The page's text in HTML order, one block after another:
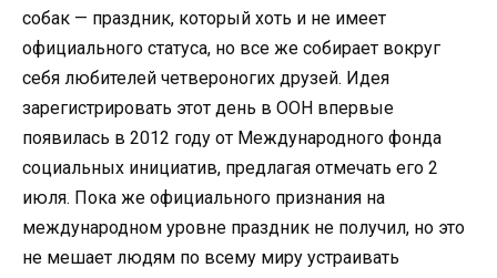
собак — праздник, который хоть и не имеет
официального статуса, но все же собирает вокруг
себя любителей четвероногих друзей. Идея
зарегистрировать этот день в ООН впервые
появилась в 2012 году от Международного фонда
социальных инициатив, предлагая отмечать его 2
июля. Пока же официального признания на
международном уровне праздник не получил, но это
не мешает людям по всему миру устраивать